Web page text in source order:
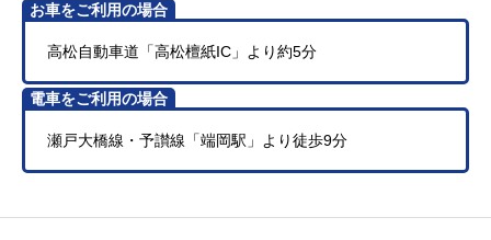
お車をご利用の場合
高松自動車道「高松檀紙IC」より約5分
電車をご利用の場合
瀬戸大橋線・予讃線「端岡駅」より徒歩9分